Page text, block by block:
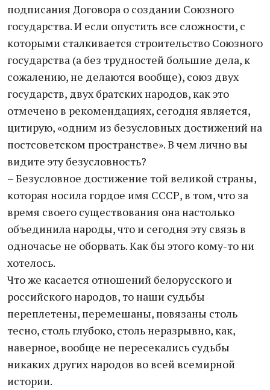
подписания Договора о создании Союзного
государства. И если опустить все сложности, с
которыми сталкивается строительство Союзного
государства (а без трудностей большие дела, к
сожалению, не делаются вообще), союз двух
государств, двух братских народов, как это
отмечено в рекомендациях, сегодня является,
цитирую, «одним из безусловных достижений на
постсоветском пространстве». В чем лично вы
видите эту безусловность?
– Безусловное достижение той великой страны,
которая носила гордое имя СССР, в том, что за
время своего существования она настолько
объединила народы, что и сегодня эту связь в
одночасье не оборвать. Как бы этого кому-то ни
хотелось.
Что же касается отношений белорусского и
российского народов, то наши судьбы
переплетены, перемешаны, повязаны столь
тесно, столь глубоко, столь неразрывно, как,
наверное, вообще не пересекались судьбы
никаких других народов во всей всемирной
истории.